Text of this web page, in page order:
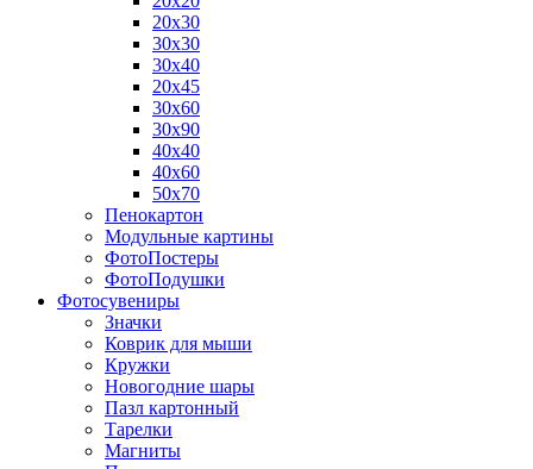
20х30
30х30
30х40
20х45
30х60
30х90
40х40
40х60
50х70
Пенокартон
Модульные картины
ФотоПостеры
ФотоПодушки
Фотоcувениры
Значки
Коврик для мыши
Кружки
Новогодние шары
Пазл картонный
Тарелки
Магниты